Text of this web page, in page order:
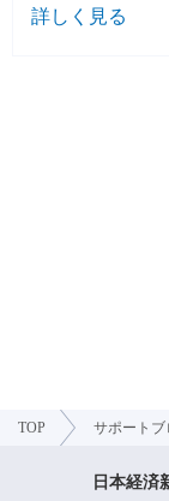
詳しく見る
TOP サポートブ
日本経済